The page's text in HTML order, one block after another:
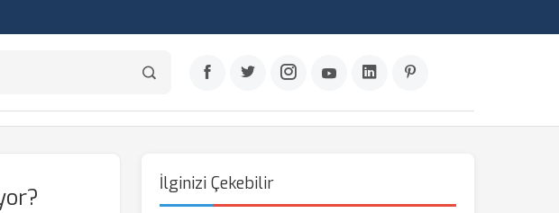
İlginizi Çekebilir